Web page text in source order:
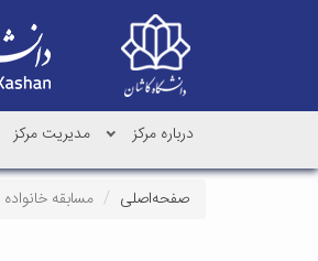
درباره مرکز مدیریت مرکز
صفحه‌اصلی مسابقه